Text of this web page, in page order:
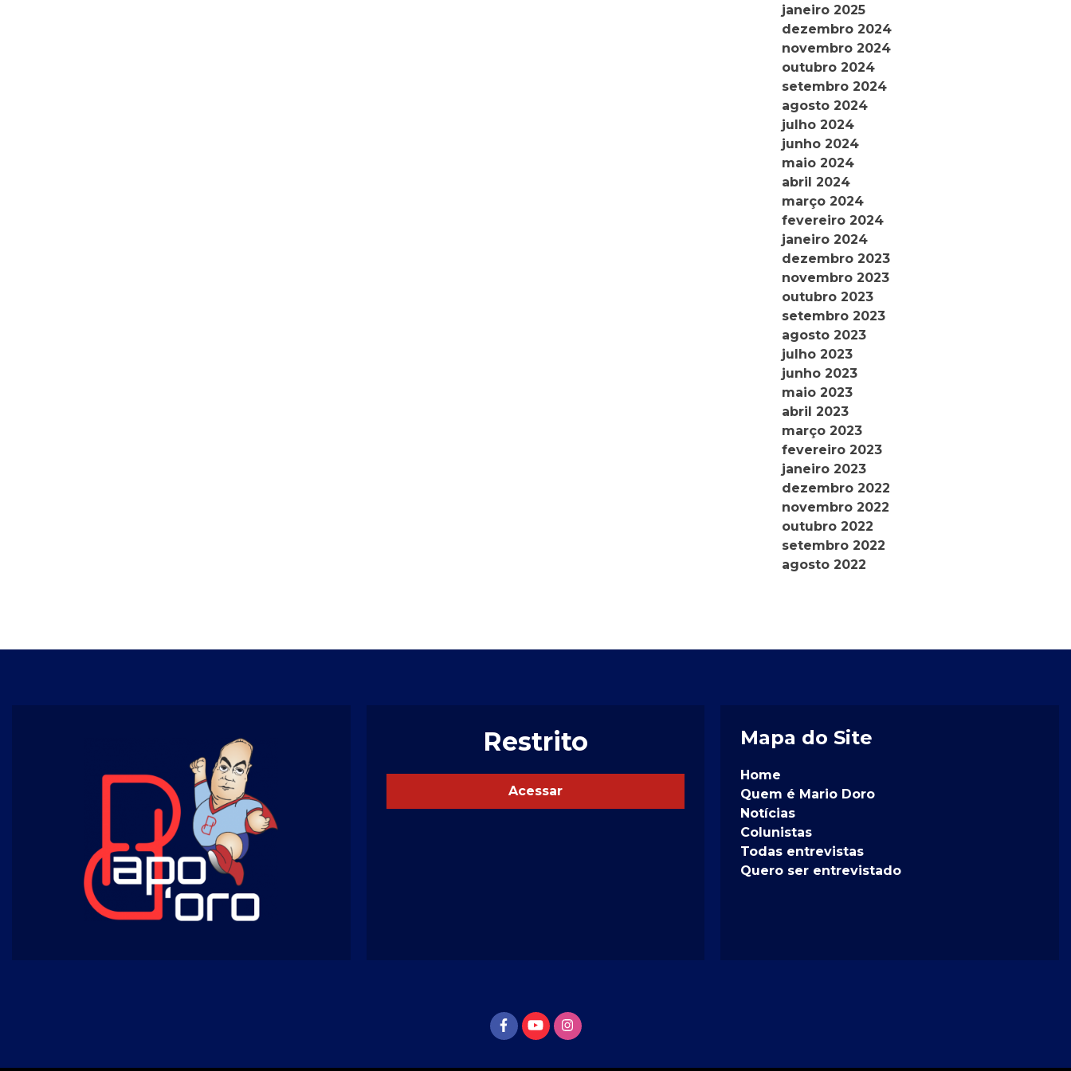
janeiro 2025
dezembro 2024
novembro 2024
outubro 2024
setembro 2024
agosto 2024
julho 2024
junho 2024
maio 2024
abril 2024
março 2024
fevereiro 2024
janeiro 2024
dezembro 2023
novembro 2023
outubro 2023
setembro 2023
agosto 2023
julho 2023
junho 2023
maio 2023
abril 2023
março 2023
fevereiro 2023
janeiro 2023
dezembro 2022
novembro 2022
outubro 2022
setembro 2022
agosto 2022
Restrito
Acessar
Mapa do Site
Home
Quem é Mario Doro
Notícias
Colunistas
Todas entrevistas
Quero ser entrevistado